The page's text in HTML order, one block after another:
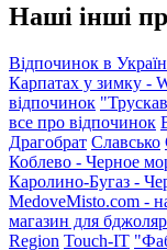
Наші інші
Відпочинок в
Карпатах у зимку -
відпочинок
все про відпочинок
Драгобрат Славсько
Коблево - Черное
Каролино-Бугаз -
MedoveMisto.com -
магазин для
Region Touch-IT